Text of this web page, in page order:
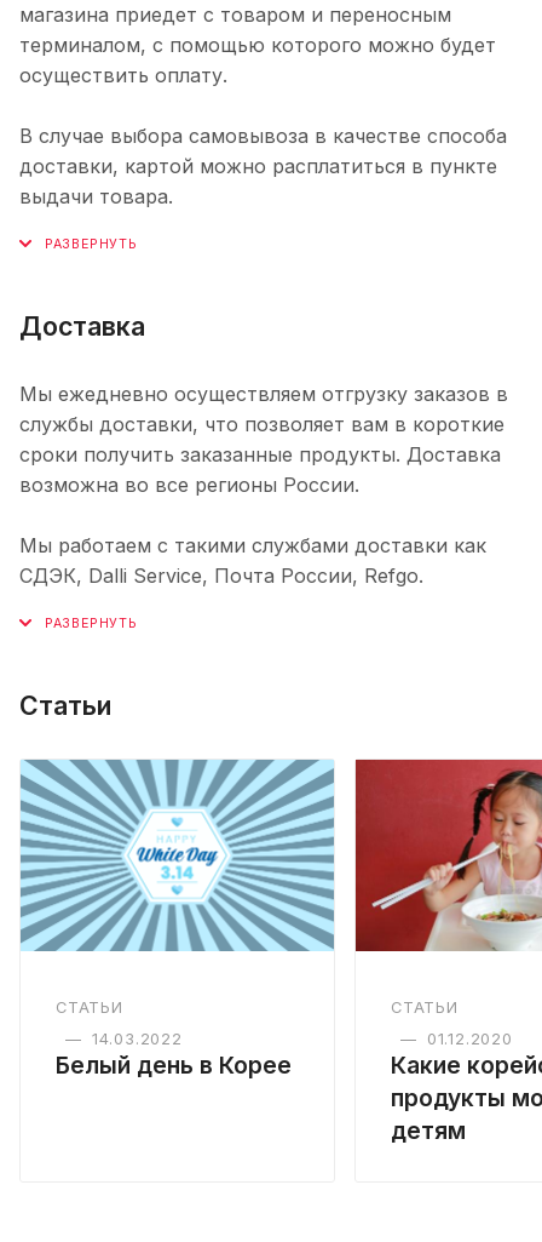
магазина приедет с товаром и переносным
терминалом, с помощью которого можно будет
осуществить оплату.
В случае выбора самовывоза в качестве способа
доставки, картой можно расплатиться в пункте
выдачи товара.
Доставка
Мы ежедневно осуществляем отгрузку заказов в
службы доставки, что позволяет вам в короткие
сроки получить заказанные продукты. Доставка
возможна во все регионы России.
Мы работаем с такими службами доставки как
СДЭК, Dalli Service, Почта России, Refgo.
Статьи
СТАТЬИ
— 14.03.2022
Белый день в Корее
СТАТЬИ
—
01.12.2020
Какие
продукты
детям